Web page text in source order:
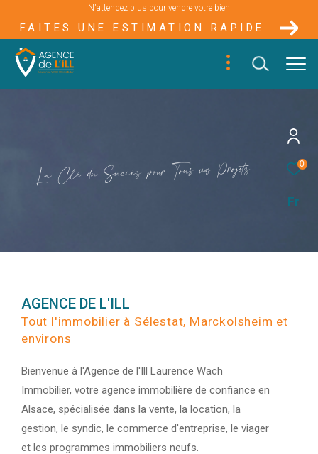
N'attendez plus pour vendre votre bien
FAITES UNE ESTIMATION RAPIDE
0
Fr
La Clé du Succès pou Tous vos Projets
AGENCE DE L'ILL
Tout l'immobilier à Sélestat, Marckolsheim et
environs
Bienvenue à l'Agence de l'Ill Laurence Wach
Immobilier, votre agence immobilière de confiance en
Alsace, spécialisée dans la vente, la location, la
gestion, le syndic, le commerce d'entreprise, le viager
et les programmes immobiliers neufs.